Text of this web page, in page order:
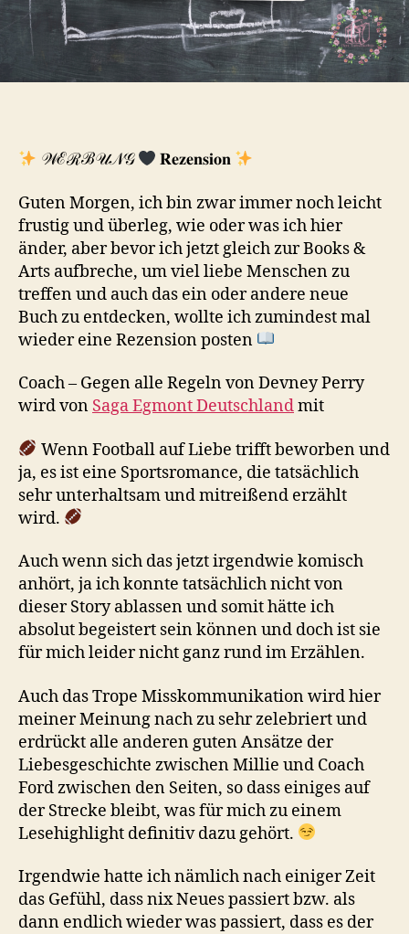
𝒲ℰℛℬ𝒰𝒩𝒢 𝐑𝐞𝐳𝐞𝐧𝐬𝐢𝐨𝐧
Guten Morgen, ich bin zwar immer noch leicht
frustig und überleg, wie oder was ich hier
änder, aber bevor ich jetzt gleich zur Books &
Arts aufbreche, um viel liebe Menschen zu
treffen und auch das ein oder andere neue
Buch zu entdecken, wollte ich zumindest mal
wieder eine Rezension posten
Coach – Gegen alle Regeln von Devney Perry
wird von Saga Egmont Deutschlandmit
Wenn Football auf Liebe trifft beworben und
ja, es ist eine Sportsromance, die tatsächlich
sehr unterhaltsam und mitreißend erzählt
wird.
Auch wenn sich das jetzt irgendwie komisch
anhört, ja ich konnte tatsächlich nicht von
dieser Story ablassen und somit hätte ich
absolut begeistert sein können und doch ist sie
für mich leider nicht ganz rund im Erzählen.
Auch das Trope Misskommunikation wird hier
meiner Meinung nach zu sehr zelebriert und
erdrückt alle anderen guten Ansätze der
Liebesgeschichte zwischen Millie und Coach
Ford zwischen den Seiten, so dass einiges auf
der Strecke bleibt, was für mich zu einem
Lesehighlight definitiv dazu gehört.
Irgendwie hatte ich nämlich nach einiger Zeit
das Gefühl, dass nix Neues passiert bzw. als
dann endlich wieder was passiert, dass es der